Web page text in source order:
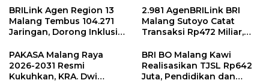
Diwaduli Naiknya Harga
Bahan Baku Utama
Kedelai
BRILink Agen Region 13
Malang Tembus 104.271
Jaringan, Dorong Inklusi
2.981 AgenBRILink BRI
Malang Sutoyo Catat
Transaksi Rp472 Miliar,
Makin Dekat dengan
Masyarakat
PAKASA Malang Raya
2026-2031 Resmi
Kukuhkan, KRA. Dwi
BRI BO Malang Kawi
Realisasikan TJSL Rp642
Juta, Pendidikan dan